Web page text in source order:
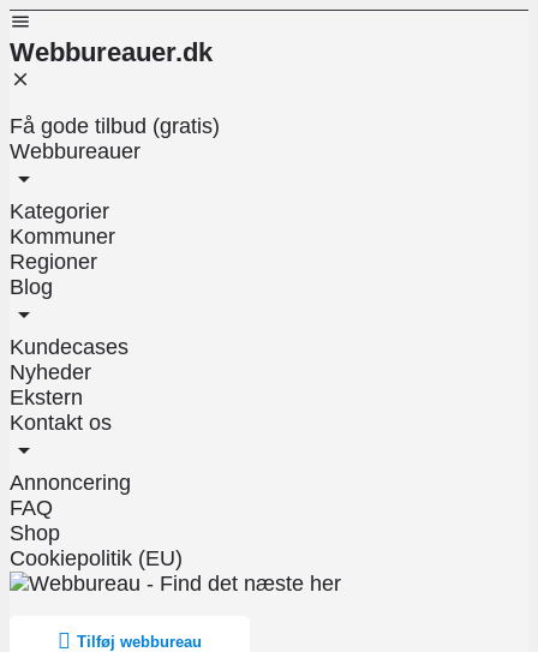
Webbureauer.dk
Få gode tilbud (gratis)
Webbureauer
Kategorier
Kommuner
Regioner
Blog
Kundecases
Nyheder
Ekstern
Kontakt os
Annoncering
FAQ
Shop
Cookiepolitik (EU)
Tilføj webbureau